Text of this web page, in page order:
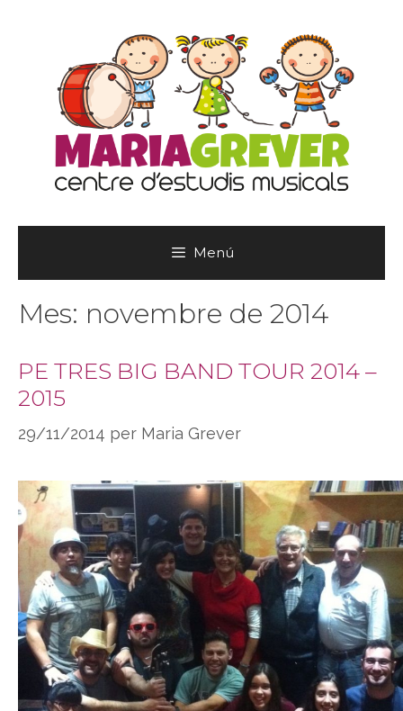
Menú
Mes: novembre de 2014
PE TRES BIG BAND TOUR 2014 –
2015
29/11/2014 per Maria Grever